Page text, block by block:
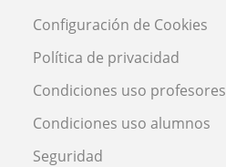
Configuración de Cookies
Política de privacidad
Condiciones uso profesores
Condiciones uso alumnos
Seguridad